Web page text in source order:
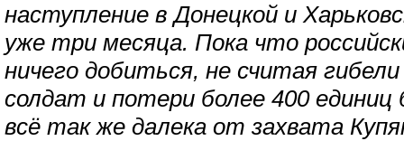
наступление в Донецкой и
уже три месяца. Пока что
ничего добиться, не считая
солдат и потери более 400 единиц
всё так же далека от захвата